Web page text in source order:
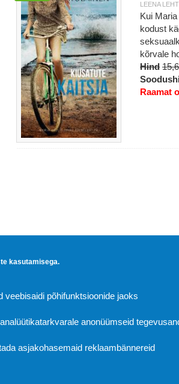
LEENA
Kui
kodust
kõrvale
Hind
Raamat
kasutamisega.
veebisaidi põhifunktsioonide jaoks
anonüümseid
asjakohasemaid reklaambännereid